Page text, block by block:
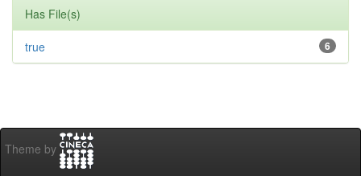
Has File(s)
6
true
Theme by